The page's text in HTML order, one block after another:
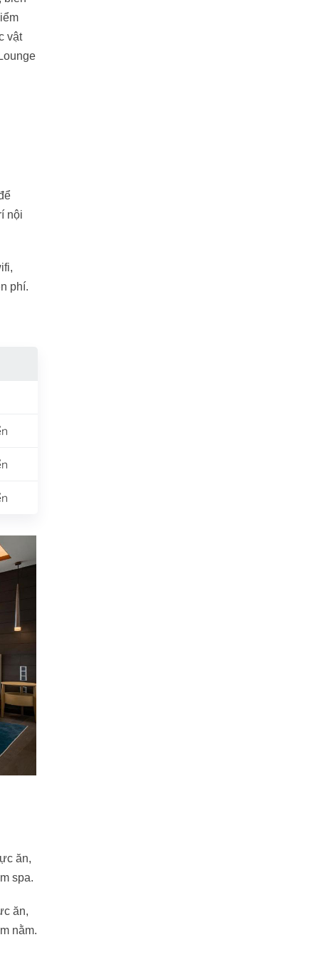
vật
nội
phí.
ăn,
spa.
ăn,
nằm.